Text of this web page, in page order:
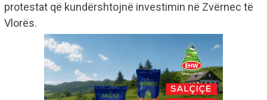
protestat që kundërshtojnë investimin në Zvërnec të
Vlorës.